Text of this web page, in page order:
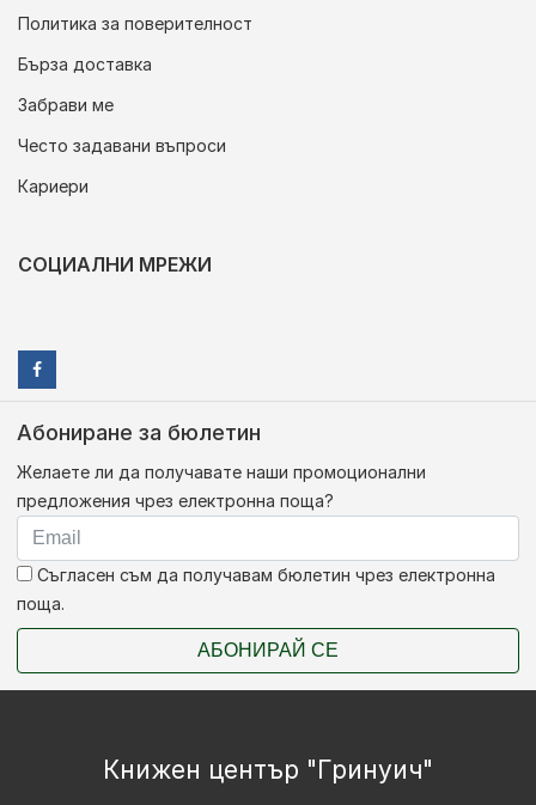
Политика за поверителност
Бърза доставка
Забрави ме
Често задавани въпроси
Кариери
СОЦИАЛНИ МРЕЖИ
Абониране за бюлетин
Желаете ли да получавате наши промоционални
предложения чрез електронна поща?
Съгласен съм да получавам бюлетин чрез електронна
поща.
АБОНИРАЙ СЕ
Книжен център "Гринуич"